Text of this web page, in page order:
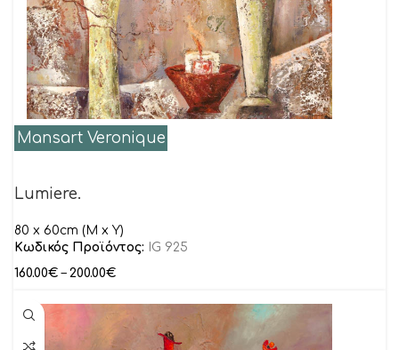
Mansart Veronique
Lumiere.
80 x 60cm (M x Y)
Κωδικός Προϊόντος:
IG 925
160.00€ – 200.00€